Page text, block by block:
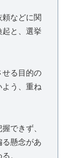
頼などに関
と、選挙
せる目的の
よう、重ね
できず、
る懸念があ
。